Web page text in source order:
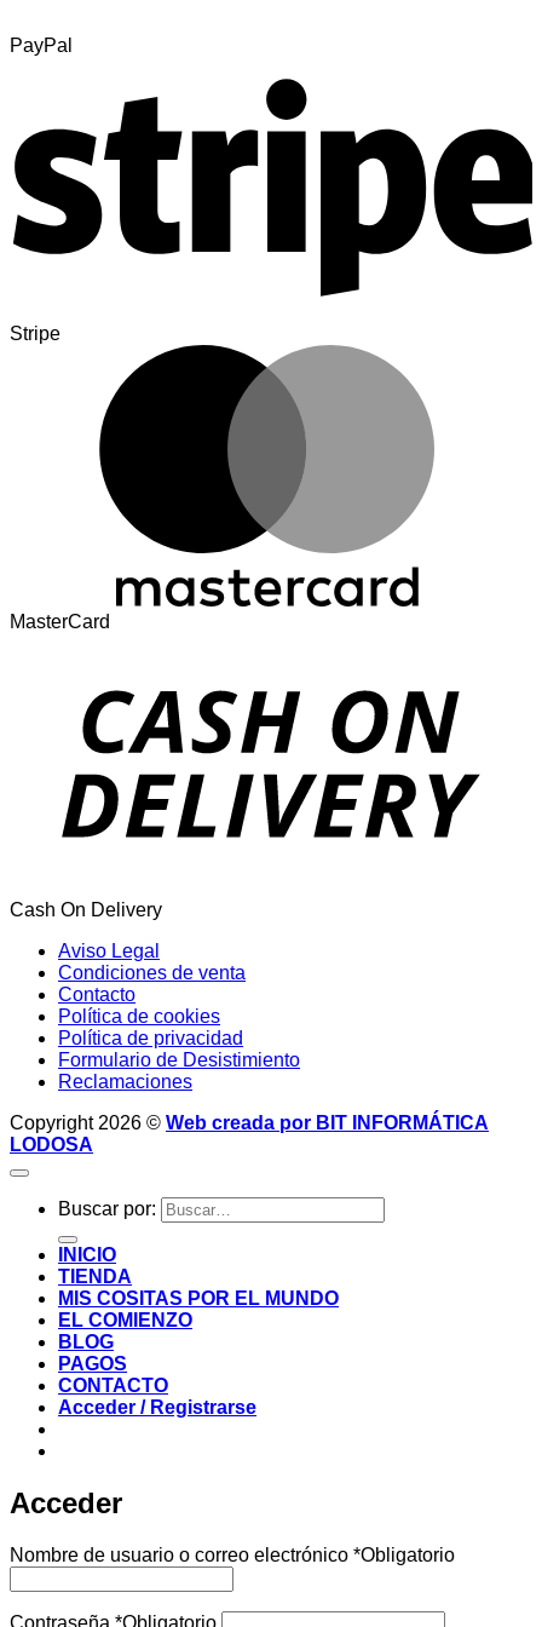
PayPal
Stripe
MasterCard
Cash On Delivery
Aviso Legal
Condiciones de venta
Contacto
Política de cookies
Política de privacidad
Formulario de Desistimiento
Reclamaciones
Copyright 2026 © Web creada por BIT INFORMÁTICA
LODOSA
Buscar por:
INICIO
TIENDA
MIS COSITAS POR EL MUNDO
EL COMIENZO
BLOG
PAGOS
CONTACTO
Acceder / Registrarse
Acceder
Nombre de usuario o correo electrónico *Obligatorio